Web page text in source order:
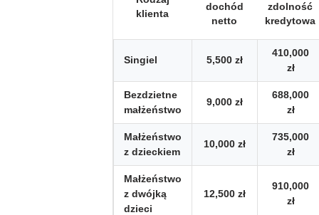
klienta
dochód
netto
zdolność
kredytowa
Singiel 5,500 zł
410,000
zł
Bezdzietne
małżeństwo
9,000 zł
688,000
zł
Małżeństwo
z dzieckiem
10,000 zł
735,000
zł
Małżeństwo
z dwójką
dzieci
12,500 zł
910,000
zł